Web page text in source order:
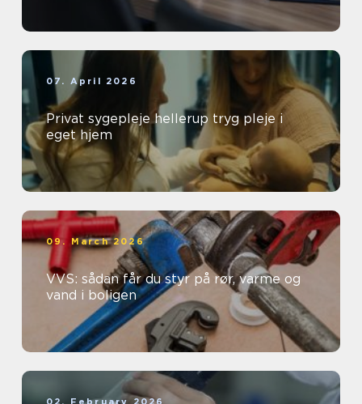
07. April 2026
Privat sygepleje hellerup tryg pleje i
eget hjem
09. March 2026
VVS: sådan får du styr på rør, varme og
vand i boligen
02. February 2026